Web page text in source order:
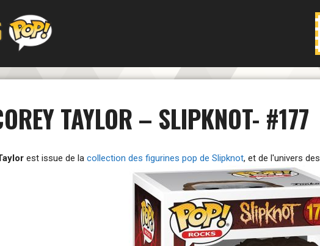
TAYLOR – SLIPKNOT- #177
est issue de la collection des figurines pop de Slipknot, et de l'univers des